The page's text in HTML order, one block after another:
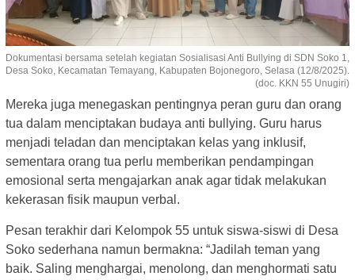
Dokumentasi bersama setelah kegiatan Sosialisasi Anti Bullying di SDN Soko 1,
Desa Soko, Kecamatan Temayang, Kabupaten Bojonegoro, Selasa (12/8/2025).
(doc. KKN 55 Unugiri)
Mereka juga menegaskan pentingnya peran guru dan orang
tua dalam menciptakan budaya anti bullying. Guru harus
menjadi teladan dan menciptakan kelas yang inklusif,
sementara orang tua perlu memberikan pendampingan
emosional serta mengajarkan anak agar tidak melakukan
kekerasan fisik maupun verbal.
Pesan terakhir dari Kelompok 55 untuk siswa-siswi di Desa
Soko sederhana namun bermakna: “Jadilah teman yang
baik. Saling menghargai, menolong, dan menghormati satu